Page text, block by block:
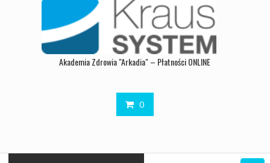
Akademia Zdrowia "Arkadia" – Płatności ONLINE
0